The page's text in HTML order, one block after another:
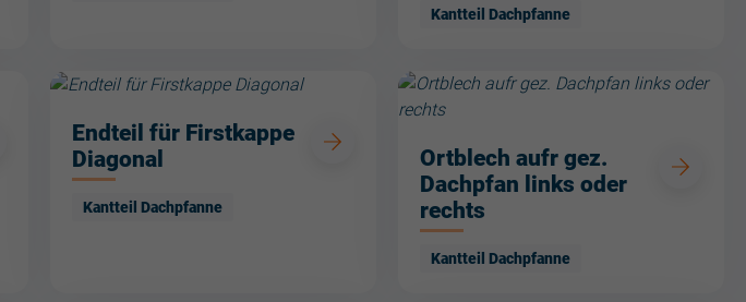
Kantteil Dachpfanne
Endteil für Firstkappe
Diagonal
Kantteil Dachpfanne
Ortblech aufr gez.
Dachpfan links oder
rechts
Kantteil Dachpfanne